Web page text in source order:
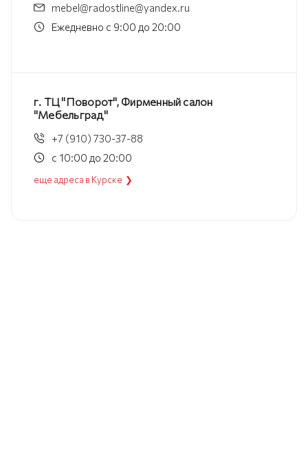
mebel@radostline@yandex.ru
Ежедневно с 9:00 до 20:00
г. ТЦ "Поворот", Фирменный салон
"Мебельград"
+7 (910) 730-37-88
с 10:00 до 20:00
еще адреса в Курске ❯